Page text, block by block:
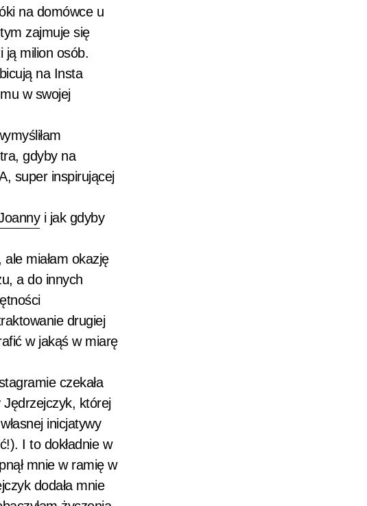
na domówce u
zajmuje się
ją milion osób.
na Insta
w swojej
gdyby na
super inspirującej
i jak gdyby
miałam okazję
a do innych
drugiej
w jakąś w miarę
czekała
której
inicjatywy
I to dokładnie w
mnie w ramię w
dodała mnie